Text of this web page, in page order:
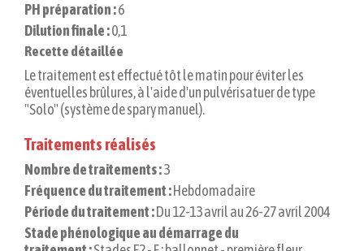
PH préparation :6
Dilution finale :0,1
Recette détaillée
Le traitement est effectué tôt le matin pour éviter les
éventuelles brûlures, à l'aide d'un pulvérisatuer de type
"Solo" (système de spary manuel).
Traitements réalisés
Nombre de traitements :3
Fréquence du traitement :Hebdomadaire
Période du traitement :Du 12-13 avril au 26-27 avril 2004
Stade phénologique au démarrage du